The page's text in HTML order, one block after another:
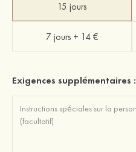
15 jours
7 jours + 14 €
Exigences supplémentaires :